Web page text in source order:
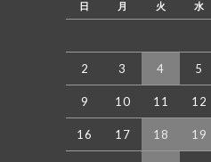
日 月 火 水
2 3 4 5
9 10 11 12
16 17 18 19